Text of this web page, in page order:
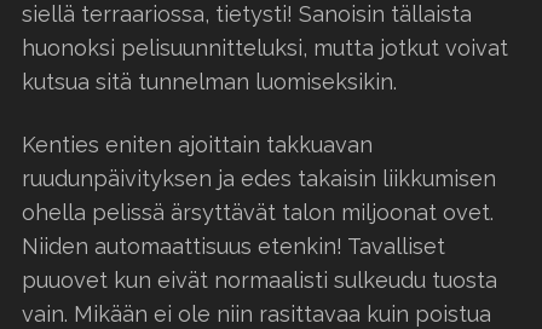
siellä terraariossa, tietysti! Sanoisin tällaista
huonoksi pelisuunnitteluksi, mutta jotkut voivat
kutsua sitä tunnelman luomiseksikin.
Kenties eniten ajoittain takkuavan
ruudunpäivityksen ja edes takaisin liikkumisen
ohella pelissä ärsyttävät talon miljoonat ovet.
Niiden automaattisuus etenkin! Tavalliset
puuovet kun eivät normaalisti sulkeudu tuosta
vain. Mikään ei ole niin rasittavaa kuin poistua